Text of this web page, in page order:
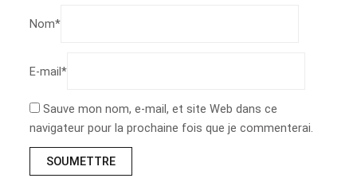
Nom*
E-mail*
Sauve mon nom, e-mail, et site Web dans ce
navigateur pour la prochaine fois que je commenterai.